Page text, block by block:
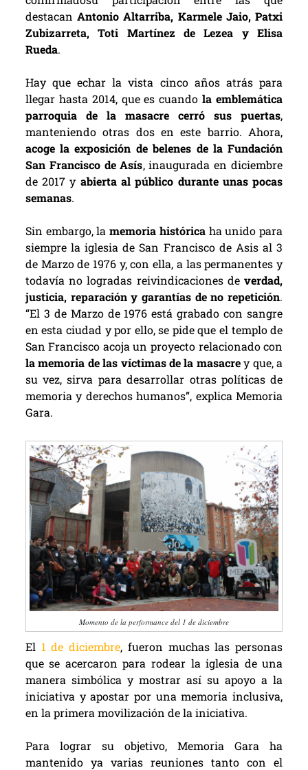
destacanAntonio Altarriba, Karmele Jaio, Patxi
Zubizarreta, Toti Martínez de Lezea y Elisa
Rueda.
Hay que echar la vista cinco años atrás para
llegar hasta 2014, que es cuando la emblemática
parroquia de la masacre cerró sus puertas,
manteniendo otras dos en este barrio. Ahora,
acoge la exposición de belenes de la Fundación
San Francisco de Asís, inaugurada en diciembre
de 2017 y abierta al público durante unas pocas
semanas.
Sin embargo, la memoria históricaha unido para
siempre la iglesia de San Francisco de Asis al 3
de Marzo de 1976 y, con ella, a las permanentes y
todavía no logradas reivindicaciones deverdad,
justicia, reparación y garantías de no repetición.
“El 3 de Marzo de 1976 está grabado con sangre
en esta ciudad y por ello, se pide que el templo de
San Francisco acoja un proyecto relacionado con
la memoria de las víctimas de la masacrey que, a
su vez, sirva para desarrollar otras políticas de
memoria y derechos humanos”, explica Memoria
Gara.
Momento de la performance del 1 de diciembre
El 1 de diciembre, fueron muchas las personas
que se acercaron para rodear la iglesia de una
manera simbólica y mostrar así su apoyo a la
iniciativa y apostar por una memoria inclusiva,
en la primera movilización de la iniciativa.
Para lograr su objetivo, Memoria Gara ha
mantenido ya varias reuniones tanto con el